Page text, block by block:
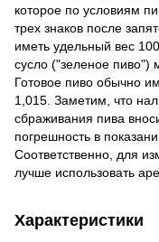
которое по условиям
трех знаков после
иметь удельный вес
сусло ("зеленое пиво")
Готовое пиво обычно
1,015. Заметим, что
сбраживания пива
погрешность в
Соответственно, для
лучше использовать
Характеристики